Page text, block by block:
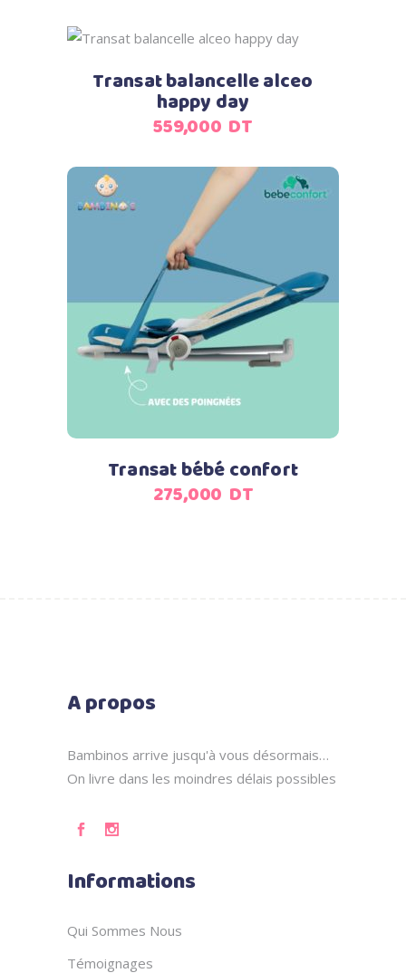
Transat balancelle alceo
happy day
559,000 DT
Ajouter au panier
Transat bébé confort
275,000 DT
A propos
Bambinos arrive jusqu'à vous désormais…
On livre dans les moindres délais possibles
Informations
Qui Sommes Nous
Témoignages